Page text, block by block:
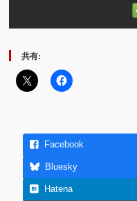
共有:
Facebook
Bluesky
Hatena